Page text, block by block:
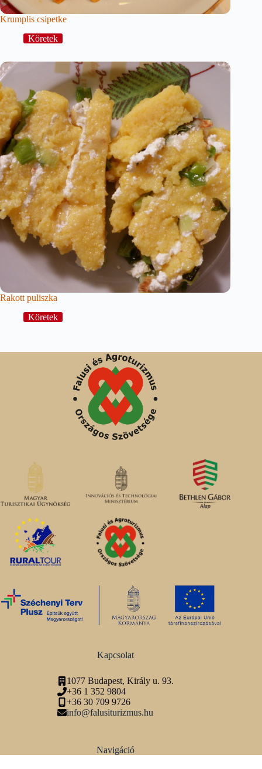
Krumplis csipetke
Köretek
Rakott puliszka
Köretek
Kapcsolat
1077 Budapest, Király u. 93.
+36 1 352 9804
+36 30 709 9726
info@falusiturizmus.hu
Navigáció